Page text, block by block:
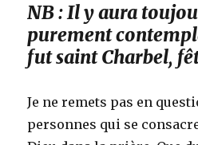
NB : Il y aura
purement
fut saint Charbel,
Je ne remets pas en
personnes qui se